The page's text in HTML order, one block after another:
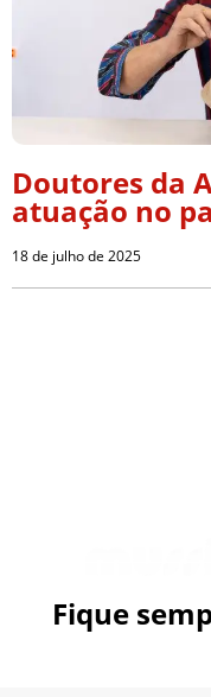
Doutores da
atuação no
18 de julho de 2025
Fique